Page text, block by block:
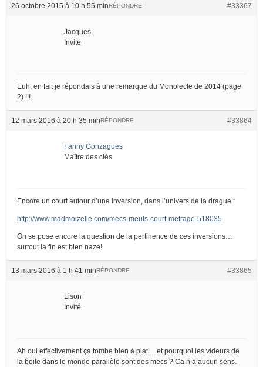
26 octobre 2015 à 10 h 55 min #33367
RÉPONDRE
Jacques
Invité
Euh, en fait je répondais à une remarque du Monolecte de 2014 (page
2) !!!
12 mars 2016 à 20 h 35 min #33864
RÉPONDRE
Fanny Gonzagues
Maître des clés
Encore un court autour d’une inversion, dans l’univers de la drague :
http://www.madmoizelle.com/mecs-meufs-court-metrage-518035
On se pose encore la question de la pertinence de ces inversions…
surtout la fin est bien naze!
13 mars 2016 à 1 h 41 min #33865
RÉPONDRE
Lison
Invité
Ah oui effectivement ça tombe bien à plat… et pourquoi les videurs de
la boite dans le monde parallèle sont des mecs ? Ca n’a aucun sens.